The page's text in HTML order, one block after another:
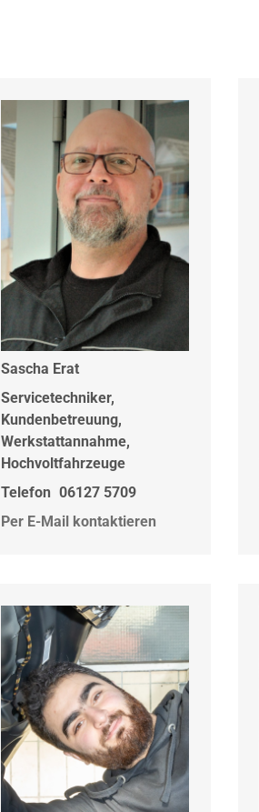
Sascha Erat
Servicetechniker,
Kundenbetreuung,
Werkstattannahme,
Hochvoltfahrzeuge
Telefon 06127 5709
Per E-Mail kontaktieren